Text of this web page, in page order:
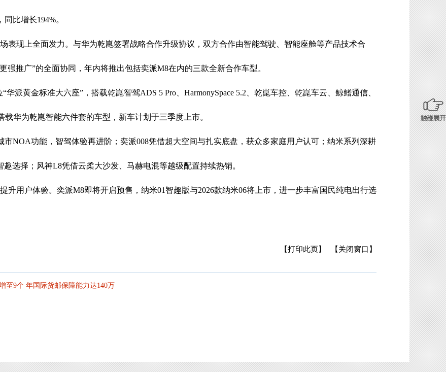
比增长194%。
表现上全面发力。与华为乾崑签署战略合作升级协议，双方合作由智能驾驶、智能座舱等产品技术合
强推广”的全面协同，年内将推出包括奕派M8在内的三款全新合作车型。
派黄金标准大六座”，搭载乾崑智驾ADS 5 Pro、HarmonySpace 5.2、乾崑车控、乾崑车云、鲸鳍通信、
华为乾崑智能六件套的车型，新车计划于三季度上市。
市NOA功能，智驾体验再进阶；奕派008凭借超大空间与扎实底盘，获众多家庭用户认可；纳米系列深耕
选择；风神L8凭借云柔大沙发、马赫电混等越级配置持续热销。
升用户体验。奕派M8即将开启预售，纳米01智趣版与2026款纳米06将上市，进一步丰富国民纯电出行选
【打印此页】 【关闭窗口】
至9个 年国际货邮保障能力达140万